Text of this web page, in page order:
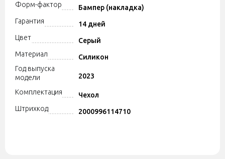
Форм-фактор
Бампер (накладка)
Гарантия
14 дней
Цвет
Серый
Материал
Силикон
Год выпуска
модели
2023
Комплектация
Чехол
Штрихкод
2000996114710